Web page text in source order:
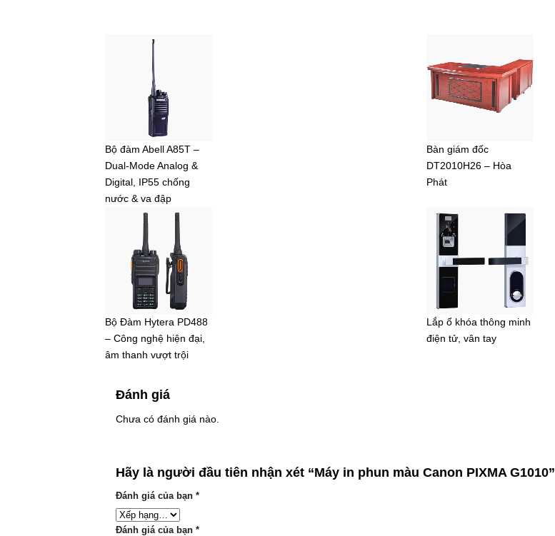
Bộ đàm Abell A85T –
Dual-Mode Analog &
Digital, IP55 chống
nước & va đập
Bàn giám đốc
DT2010H26 – Hòa
Phát
Bộ Đàm Hytera PD488
– Công nghệ hiện đại,
âm thanh vượt trội
Lắp ổ khóa thông minh
điện tử, vân tay
Đánh giá
Chưa có đánh giá nào.
Hãy là người đầu tiên nhận xét “Máy in phun màu Canon PIXMA G1010”
Đánh giá của bạn *
Đánh giá của bạn *